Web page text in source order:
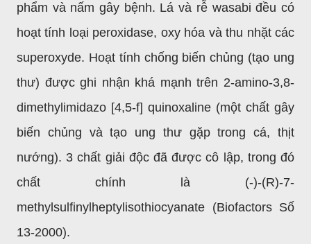
phẩm và nấm gây bệnh. Lá và rễ wasabi đều có
hoạt tính loại peroxidase, oxy hóa và thu nhặt các
superoxyde. Hoạt tính chống biến chủng (tạo ung
thư) được ghi nhận khá mạnh trên 2-amino-3,8-
dimethylimidazo [4,5-f] quinoxaline (một chất gây
biến chủng và tạo ung thư gặp trong cá, thịt
nướng). 3 chất giải độc đã được cô lập, trong đó
chất chính là (-)-(R)-7-
methylsulfinylheptylisothiocyanate (Biofactors Số
13-2000).